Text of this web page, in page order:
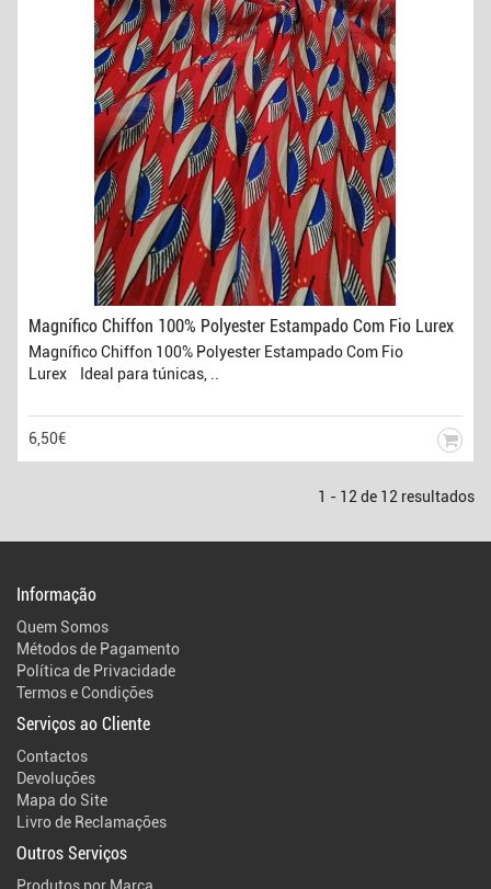
Magnífico Chiffon 100% Polyester Estampado Com Fio Lurex
Magnífico Chiffon 100% Polyester Estampado Com Fio
Lurex Ideal para túnicas, ..
6,50€
1 - 12 de 12 resultados
Informação
Quem Somos
Métodos de Pagamento
Política de Privacidade
Termos e Condições
Serviços ao Cliente
Contactos
Devoluções
Mapa do Site
Livro de Reclamações
Outros Serviços
Produtos por Marca